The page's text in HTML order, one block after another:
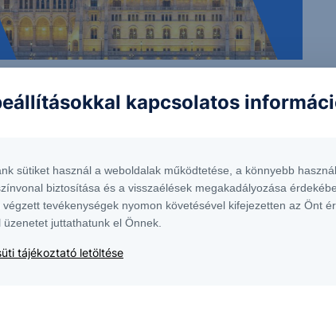
az Erste Bank Hungary Zrt., az Erste Befektetési Zrt. vagy
minősül befektetési ajánlatnak, ajánlattételi felhívásnak, befektetési
el, ugyanitt megtalálható az adott intstrumentumra esetlegesen
Népfürdő u. 24-26.; tev. eng. szám: E-III/324/2008 és III/75.005-
kapcsolatos
sütiket használ a weboldalak működtetése, a könnyebb
biztosítása és a visszaélések megakadályozása
végzett tevékenységek nyomon követésével kifejezetten az Önt
juttathatunk el Önnek.
tájékoztató letöltése